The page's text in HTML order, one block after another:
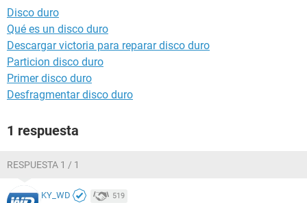
Disco duro
Qué es un disco duro
Descargar victoria para reparar disco duro
Particion disco duro
Primer disco duro
Desfragmentar disco duro
1 respuesta
RESPUESTA 1 / 1
KY_WD 519